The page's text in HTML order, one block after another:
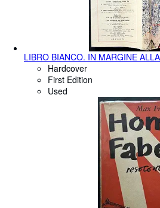
LIBRO BIANCO. IN MARGINE
Hardcover
First Edition
Used